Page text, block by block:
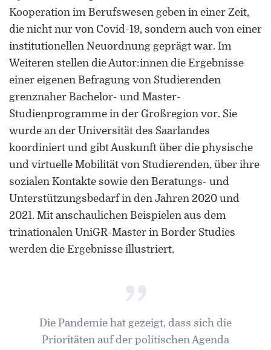
Kooperation im Berufswesen geben in einer Zeit,
die nicht nur von Covid-19, sondern auch von einer
institutionellen Neuordnung geprägt war. Im
Weiteren stellen die Autor:innen die Ergebnisse
einer eigenen Befragung von Studierenden
grenznaher Bachelor- und Master-
Studienprogramme in der Großregion vor. Sie
wurde an der Universität des Saarlandes
koordiniert und gibt Auskunft über die physische
und virtuelle Mobilität von Studierenden, über ihre
sozialen Kontakte sowie den Beratungs- und
Unterstützungsbedarf in den Jahren 2020 und
2021. Mit anschaulichen Beispielen aus dem
trinationalen UniGR-Master in Border Studies
werden die Ergebnisse illustriert.
”
Die Pandemie hat gezeigt, dass sich die
Prioritäten auf der politischen Agenda